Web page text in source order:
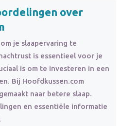
over
je slaapervaring te
is essentieel voor je
is om te investeren in een
Bij Hoofdkussen.com
naar betere slaap.
en essentiële informatie